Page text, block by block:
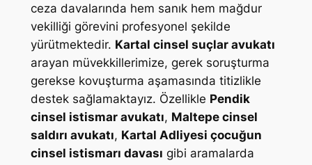
ceza davalarında hem sanık hem mağdur
vekilliği görevini profesyonel şekilde
yürütmektedir. Kartal cinsel suçlar avukatı
arayan müvekkillerimize, gerek soruşturma
gerekse kovuşturma aşamasında titizlikle
destek sağlamaktayız. Özellikle Pendik
cinsel istismar avukatı, Maltepe cinsel
saldırı avukatı, Kartal Adliyesi çocuğun
cinsel istismarı davası gibi aramalarda